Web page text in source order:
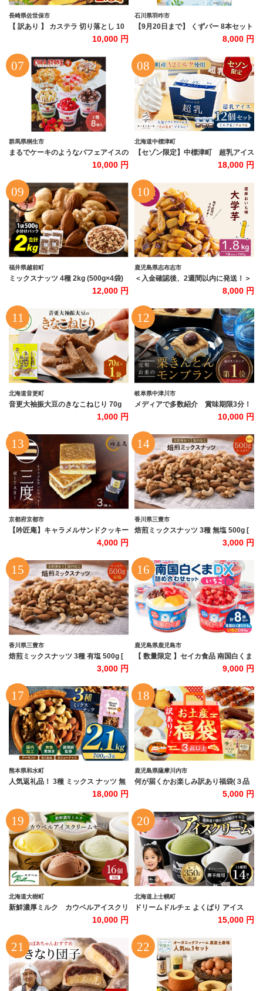
長崎県佐世保市
【 訳あり 】 カステラ 切り落とし 10
パック ( 230g × 10 ) セット 大容量 小
分け 人気 No1 カステラ かすてら か
すていら 長崎 スイーツ 国産 卵 使用
【和泉屋】 スイーツ デザート はちみ
つ 抹茶 黒糖 蜂蜜 ケーキ かすてら カ
ステラ お中元 御中元 ご褒美 菓子 和
菓子 長崎県 佐世保市
10,000 円
石川県羽咋市
【9月20日まで】 くずバー 8本セット
8種 オレンジ ぶどう もも パイン マス
カット マンゴー いちご 抹茶 しゃりし
ゃり もちもち くずアイス アイス アイ
スバー 葛アイス 葛バー クズバー 棒ア
イス くず 葛 パイナップル イチゴ 苺
桃 お取り寄せ 贈答 贈り物 お土産 土
産 おみやげ ギフト プレゼント 石川県
羽咋 トキ 放鳥 地 とき 能登 災害 復興
支援 復興支援
8,000 円
群馬県桐生市
まるでケーキのようなパフェアイスの
セット コールドストーン パフェア
イス 3種(8個入)【1714637】
10,000 円
北海道中標津町
【セゾン限定】中標津町 超乳アイス
（ミルク＆チョコ） 140ml×12個セ
18,000 円
福井県越前町
ミックスナッツ 4種 2kg (500g×4袋)
チャック袋付き 食塩不使用！【クル
ミ アーモンド カシューナッツ マカダ
ミアナッツ くるみ 生ナッツ 焙煎 素焼
き 無塩 おつまみ お菓子 お取り寄せ
おやつ 小分け】 [e70-a023]
12,000 円
鹿児島県志布志市
＜入金確認後、2週間以内に発送！＞
【訳あり・業務用】薩摩おいも棒セッ
ト 計1.8kg(900g×2袋) p8-142-2w
8,000 円
北海道音更町
音更大袖振大豆のきなこねじり 70g
【B53】 きなこ きな粉 黄粉 大豆 だ
いず おやつ 和菓子 お菓子 お茶請け
お茶菓子 常温 北海道 音更町
1,000 円
岐阜県中津川市
メディアで多数紹介 賞味期限3分！
「元祖お重の栗きんとんモンブラン」
【未来のご褒美】スイーツ 栗 モンブ
ラン くりきんとん デザート ご褒美 お
取り寄せ くり お菓子 菓子 F4N-2298
10,000 円
京都府京都市
【吟匠庵】キャラメルサンドクッキー
ミルク 3個入｜京都 スイーツブラン
ド 人気スイーツ [ 焼き菓子 洋菓子 ミ
ルク キャラメル 胡桃 おいしい グルメ
おしゃれ 人気 おすすめ ギフト プレゼ
ント お取り寄せ 通販 送料無料 ふるさ
と納税 ]
4,000 円
香川県三豊市
焙煎ミックスナッツ 3種 無塩 500g [
ミックスナッツ ナッツ アーモンド く
るみ カシューナッツ 自家焙煎 焙煎ナ
ッツ 無添加ナッツ 健康おやつ 健康習
慣 大容量ナッツ お取り寄せ おつまみ
おやつ 食塩不使用派 ナッツ好き 人気
返礼品 香川県 三豊市 本気モード ]
3,000 円
香川県三豊市
焙煎ミックスナッツ 3種 有塩 500g [
ミックスナッツ ナッツ アーモンド く
るみ カシューナッツ 自家焙煎 焙煎ナ
ッツ 父母ヶ浜 無添加ナッツ 健康おや
つ 健康習慣 大容量ナッツ お取り寄せ
おつまみ おやつ ナッツ好き 人気返礼
品 ご当地グルメ 香川県 三豊市 本気モ
ード ]
3,000 円
鹿児島県鹿児島市
【 数量限定 】セイカ食品 南国白くま
DX・南国白くまDX（いちご味）詰め
合わせセット K051-002_01
9,000 円
熊本県和水町
人気返礼品！ 3種 ミックス ナッツ 無
塩 無添加 大容量 訳あり 2.1kg | 小分
け 700g × 3袋 アーモンド くるみ カシ
ューナッツ おやつ 食事 代用 健康 美
容 促進 目視検査 独自ブレンド 無添加
無塩 熊本県 熊本 くまもと 和水町 な
ごみ 訳あり 規格外 不揃い
18,000 円
鹿児島県薩摩川内市
何が届くかお楽しみ訳あり福袋(３品
5,000 円
北海道大樹町
新鮮濃厚ミルク カウベルアイスクリ
ームセット9種16個_ アイス アイスク
リーム ジェラート カップアイス スイ
ーツ デザート 北海道 大樹町 人気 美
味しい バニラアイス バニラ チョコ ミ
ルク メロン 【1398012】
10,000 円
北海道上士幌町
ドリームドルチェ よくばり アイス
100ml×14個（全14種） 詰め合わせ
食べ比べ A2ミルク製 卵不使用 北海
道 牧場直送 スイーツ ジェラート アイ
スクリーム ご当地アイス 人気 ギフト
贈答用 冷凍 ドリームヒル ［015-
15,000 円